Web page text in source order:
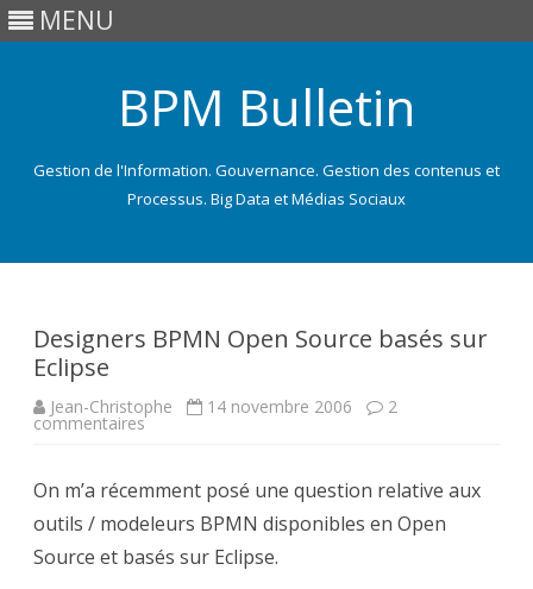
MENU
BPM Bulletin
Gestion de l'Information. Gouvernance. Gestion des contenus et
Processus. Big Data et Médias Sociaux
Designers BPMN Open Source basés sur
Eclipse
Jean-Christophe 14 novembre 2006 2
commentairessur
Source
basés
sur
Eclipse
On m’a récemment posé une question relative aux
outils / modeleurs BPMN disponibles en Open
Source et basés sur Eclipse.